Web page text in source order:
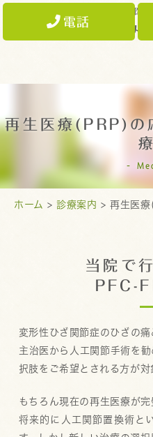
電話
院
診
ア
再生医療(PRP)の
ホーム>診療案内 > 再生医
当院で
PFC-
変形性ひざ関節症のひざの
主治医から人工関節手術を
択肢をご希望とされる方が対
もちろん現在の再生医療が
将来的に人工関節置換術と